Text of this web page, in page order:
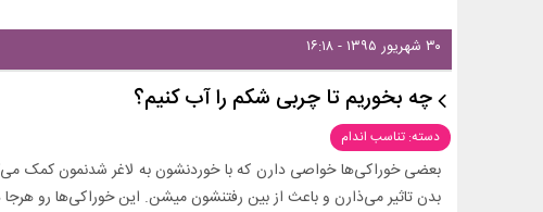
۳۰ شهریور ۱۳۹۵ - ۱۶:۱۸
چه بخوریم تا چربی شکم را آب کنیم؟
دسته: تناسب اندام
بعضی خوراکی‌ها خواصی دارن که با خوردنشون به لاغر شدنمون کمک
بدن تاثیر می‌ذارن و باعث از بین رفتنشون میشن. این خوراکی‌ها رو